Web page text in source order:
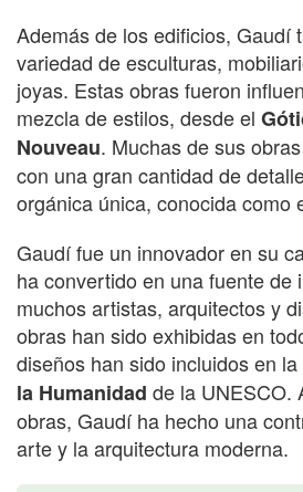
Además de los edificios, Gaudí
variedad de esculturas,
joyas. Estas obras fueron
mezcla de estilos, desde el
Nouveau. Muchas de sus
con una gran cantidad de
orgánica única, conocida como
Gaudí fue un innovador en su
ha convertido en una fuente de
muchos artistas, arquitectos y
obras han sido exhibidas en
diseños han sido incluidos en
la Humanidad de la UNESCO.
obras, Gaudí ha hecho una
arte y la arquitectura moderna.